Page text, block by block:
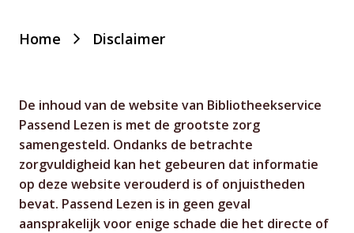
Je
Home Disclaimer
De inhoud van de website van Bibliotheekservice
Passend Lezen is met de grootste zorg
samengesteld. Ondanks de betrachte
zorgvuldigheid kan het gebeuren dat informatie
op deze website verouderd is of onjuistheden
bevat. Passend Lezen is in geen geval
aansprakelijk voor enige schade die het directe of